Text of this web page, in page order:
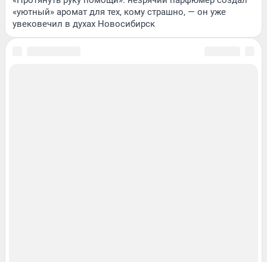
«уютный» аромат для тех, кому страшно, — он уже
увековечил в духах Новосибирск